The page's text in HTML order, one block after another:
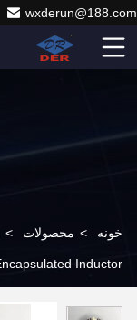
wxderun@188.com
خونه > محصولات >